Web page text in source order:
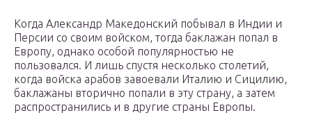
Когда Александр Македонский побывал в Индии и
Персии со своим войском, тогда баклажан попал в
Европу, однако особой популярностью не
пользовался. И лишь спустя несколько столетий,
когда войска арабов завоевали Италию и Сицилию,
баклажаны вторично попали в эту страну, а затем
распространились и в другие страны Европы.